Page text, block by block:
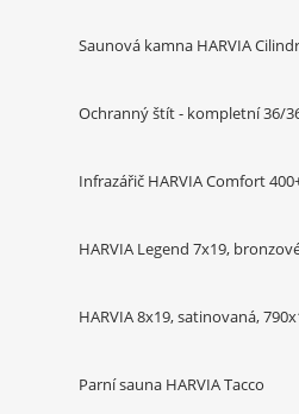
Saunová kamna HARVIA
Ochranný štít - kompletní 36/
Infrazářič HARVIA Comfort
HARVIA Legend 7x19,
HARVIA 8x19, satinovaná,
Parní sauna HARVIA Tacco